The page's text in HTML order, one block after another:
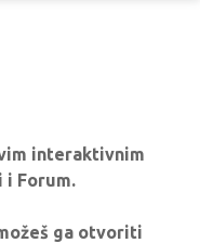
interaktivnim
i Forum.
ga otvoriti